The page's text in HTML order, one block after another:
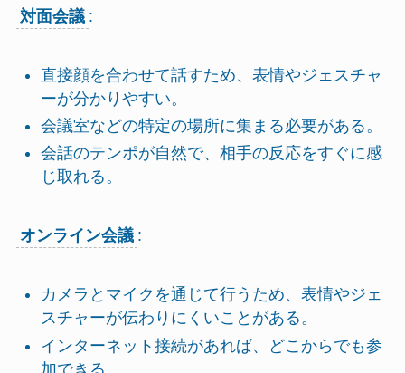
対面会議 :
直接顔を合わせて話すため、表情やジェスチャ
ーが分かりやすい。
会議室などの特定の場所に集まる必要がある。
会話のテンポが自然で、相手の反応をすぐに感
じ取れる。
オンライン会議 :
カメラとマイクを通じて行うため、表情やジェ
スチャーが伝わりにくいことがある。
インターネット接続があれば、どこからでも参
加できる。